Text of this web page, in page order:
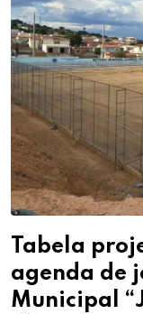
Tabela
agenda de
Municipal